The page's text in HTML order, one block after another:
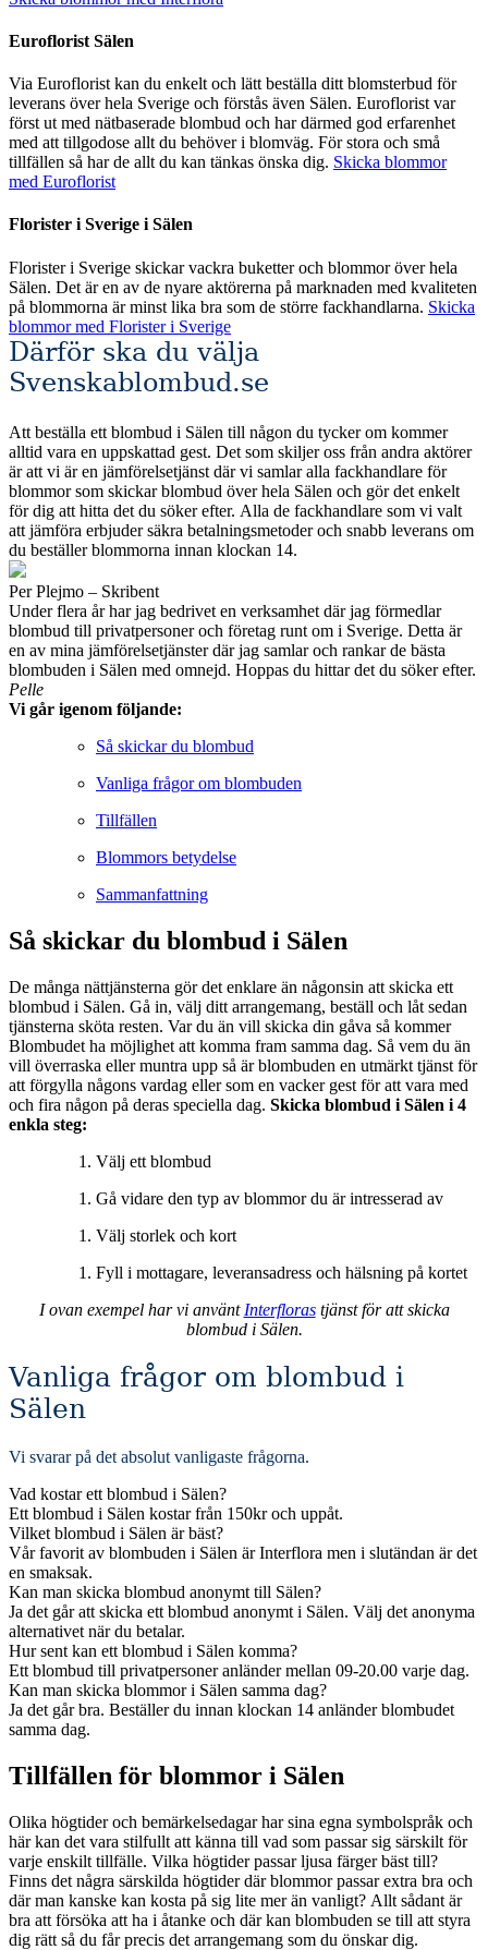
Euroflorist Sälen
Via Euroflorist kan du enkelt och lätt beställa ditt blomsterbud för
leverans över hela Sverige och förstås även Sälen. Euroflorist var
först ut med nätbaserade blombud och har därmed god erfarenhet
med att tillgodose allt du behöver i blomväg. För stora och små
tillfällen så har de allt du kan tänkas önska dig. Skicka blommor
med Euroflorist
Florister i Sverige i Sälen
Florister i Sverige skickar vackra buketter och blommor över hela
Sälen. Det är en av de nyare aktörerna på marknaden med kvaliteten
på blommorna är minst lika bra som de större fackhandlarna. Skicka
blommor med Florister i Sverige
Därför ska du välja
Svenskablombud.se
Att beställa ett blombud i Sälen till någon du tycker om kommer
alltid vara en uppskattad gest. Det som skiljer oss från andra aktörer
är att vi är en jämförelsetjänst där vi samlar alla fackhandlare för
blommor som skickar blombud över hela Sälen och gör det enkelt
för dig att hitta det du söker efter. Alla de fackhandlare som vi valt
att jämföra erbjuder säkra betalningsmetoder och snabb leverans om
du beställer blommorna innan klockan 14.
Per Plejmo – Skribent
Under flera år har jag bedrivet en verksamhet där jag förmedlar
blombud till privatpersoner och företag runt om i Sverige. Detta är
en av mina jämförelsetjänster där jag samlar och rankar de bästa
blombuden i Sälen med omnejd. Hoppas du hittar det du söker efter.
Pelle
Vi går igenom följande:
Så skickar du blombud
Vanliga frågor om blombuden
Tillfällen
Blommors betydelse
Sammanfattning
Så skickar du blombud i Sälen
De många nättjänsterna gör det enklare än någonsin att skicka ett
blombud i Sälen. Gå in, välj ditt arrangemang, beställ och låt sedan
tjänsterna sköta resten. Var du än vill skicka din gåva så kommer
Blombudet ha möjlighet att komma fram samma dag. Så vem du än
vill överraska eller muntra upp så är blombuden en utmärkt tjänst för
att förgylla någons vardag eller som en vacker gest för att vara med
och fira någon på deras speciella dag. Skicka blombud i Sälen i 4
enkla steg:
Välj ett blombud
Gå vidare den typ av blommor du är intresserad av
Välj storlek och kort
Fyll i mottagare, leveransadress och hälsning på kortet
I ovan exempel har vi använt Interflorastjänst för att skicka
blombud i Sälen.
Vanliga frågor om blombud i
Sälen
Vi svarar på det absolut vanligaste frågorna.
Vad kostar ett blombud i Sälen?
Ett blombud i Sälen kostar från 150kr och uppåt.
Vilket blombud i Sälen är bäst?
Vår favorit av blombuden i Sälen är Interflora men i slutändan är det
en smaksak.
Kan man skicka blombud anonymt till Sälen?
Ja det går att skicka ett blombud anonymt i Sälen. Välj det anonyma
alternativet när du betalar.
Hur sent kan ett blombud i Sälen komma?
Ett blombud till privatpersoner anländer mellan 09-20.00 varje dag.
Kan man skicka blommor i Sälen samma dag?
Ja det går bra. Beställer du innan klockan 14 anländer blombudet
samma dag.
Tillfällen för blommor i Sälen
Olika högtider och bemärkelsedagar har sina egna symbolspråk och
här kan det vara stilfullt att känna till vad som passar sig särskilt för
varje enskilt tillfälle. Vilka högtider passar ljusa färger bäst till?
Finns det några särskilda högtider där blommor passar extra bra och
där man kanske kan kosta på sig lite mer än vanligt? Allt sådant är
bra att försöka att ha i åtanke och där kan blombuden se till att styra
dig rätt så du får precis det arrangemang som du önskar dig.